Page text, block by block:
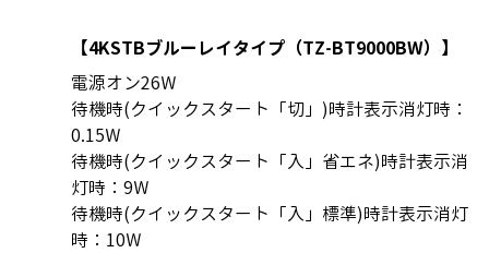
【4KSTBブルーレイタイプ（TZ-BT9000BW）】
電源オン26W
待機時(クイックスタート「切」)時計表示消灯時：
0.15W
待機時(クイックスタート「入」省エネ)時計表示消
灯時：9W
待機時(クイックスタート「入」標準)時計表示消灯
時：10W